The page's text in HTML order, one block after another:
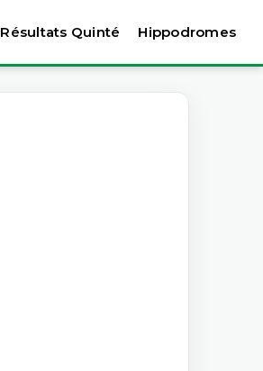
Résultats Quinté Hippodromes